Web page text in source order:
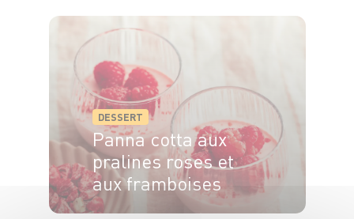
DESSERT
Panna cotta aux
pralines roses et
aux framboises